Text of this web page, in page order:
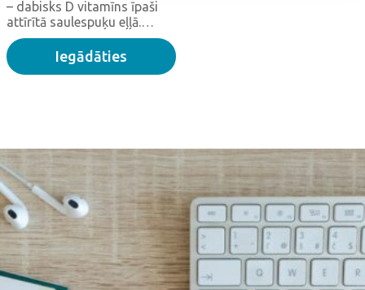
– dabisks D vitamīns īpaši
attīrītā saulespuķu eļļā.
Katra kapsula satur 2000 SV
D vitamīna.Iegādāties